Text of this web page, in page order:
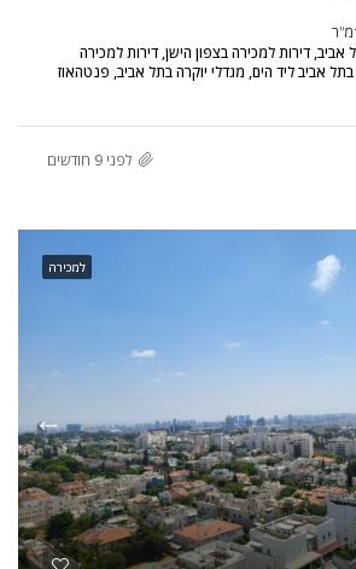
מ"ר
דירות למכירה בצפון הישן, דירות למכירה
אביב ליד הים, מגדלי יוקרה בתל אביב, פנטהאוז
לפני 9 חודשים
למכירה